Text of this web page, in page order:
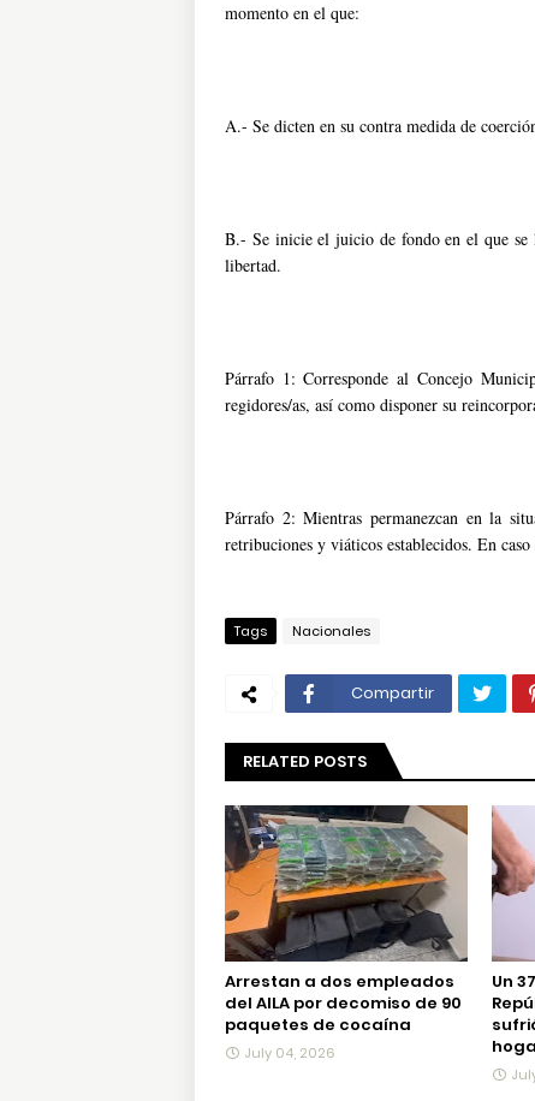
momento en el que:
A.- Se dicten en su contra medida de
B.- Se inicie el juicio de fondo en el que se
libertad.
Párrafo 1: Corresponde al Concejo
regidores/as, así como disponer su
Párrafo 2: Mientras permanezcan en la
retribuciones y viáticos establecidos. En
Tags Nacionales
Compartir
RELATED POSTS
Arrestan a dos empleados
del AILA por decomiso de 90
paquetes de cocaína
July 04, 2026
Un